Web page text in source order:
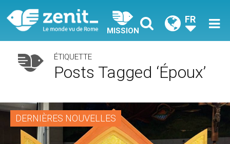
MISSION
FR
ÉTIQUETTE
Posts Tagged ‘époux’
DERNIÈRES NOUVELLES